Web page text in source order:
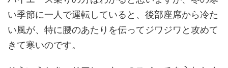
い季節に一人で運転していると、後部座席から冷た
い風が、特に腰のあたりを伝ってジワジワと攻めて
きて寒いのです。